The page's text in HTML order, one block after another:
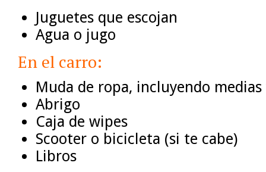
Juguetes que escojan
Agua o jugo
En el carro:
Muda de ropa, incluyendo
Abrigo
Caja de wipes
Scooter o bicicleta (si te cabe)
Libros